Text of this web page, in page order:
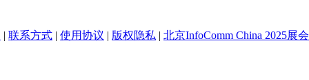
联系方式 使用协议 版权隐私 北京InfoComm China 2025展会